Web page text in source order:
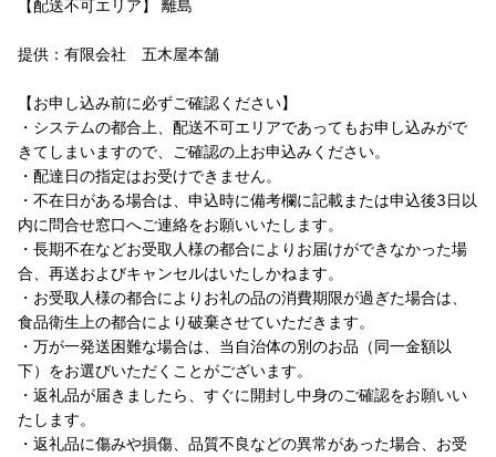
【配送不可エリア】 離島
提供：有限会社 五木屋本舗
【お申し込み前に必ずご確認ください】
・システムの都合上、配送不可エリアであってもお申し込みがで
きてしまいますので、ご確認の上お申込みください。
・配達日の指定はお受けできません。
・不在日がある場合は、申込時に備考欄に記載または申込後3日以
内に問合せ窓口へご連絡をお願いいたします。
・長期不在などお受取人様の都合によりお届けができなかった場
合、再送およびキャンセルはいたしかねます。
・お受取人様の都合によりお礼の品の消費期限が過ぎた場合は、
食品衛生上の都合により破棄させていただきます。
・万が一発送困難な場合は、当自治体の別のお品（同一金額以
下）をお選びいただくことがございます。
・返礼品が届きましたら、すぐに開封し中身のご確認をお願いい
たします。
・返礼品に傷みや損傷、品質不良などの異常があった場合、お受